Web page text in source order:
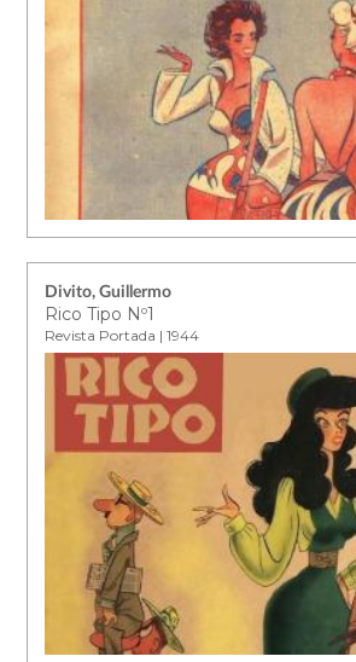
Divito, Guillermo
Rico Tipo Nº1
Revista Portada | 1944